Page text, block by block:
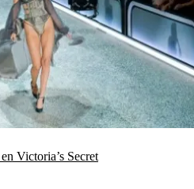
Victoria’s Secret